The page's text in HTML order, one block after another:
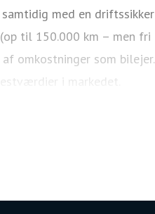
med en driftssikker
til 150.000 km – men fri
omkostninger som bilejer.
i markedet.